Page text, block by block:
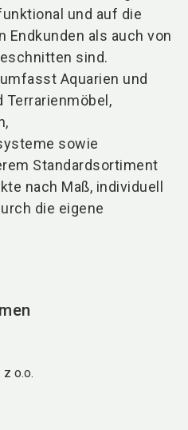
und auf die
Endkunden als auch von
sind.
Aquarien und
Terrarienmöbel,
sowie
Standardsortiment
nach Maß, individuell
die eigene
z o.o.